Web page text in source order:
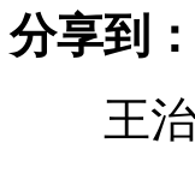
女童遭继母虐待
韩“罗老”号火
分享到：
王治